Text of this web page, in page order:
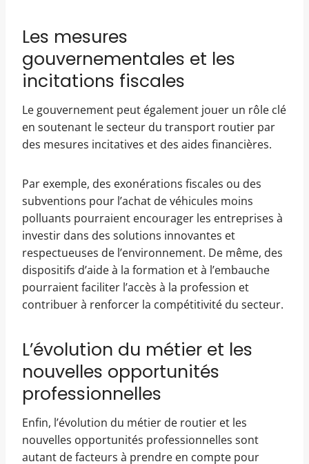
Les mesures
gouvernementales et les
incitations fiscales
Le gouvernement peut également jouer un rôle clé
en soutenant le secteur du transport routier par
des mesures incitatives et des aides financières.
Par exemple, des exonérations fiscales ou des
subventions pour l’achat de véhicules moins
polluants pourraient encourager les entreprises à
investir dans des solutions innovantes et
respectueuses de l’environnement. De même, des
dispositifs d’aide à la formation et à l’embauche
pourraient faciliter l’accès à la profession et
contribuer à renforcer la compétitivité du secteur.
L’évolution du métier et les
nouvelles opportunités
professionnelles
Enfin, l’évolution du métier de routier et les
nouvelles opportunités professionnelles sont
autant de facteurs à prendre en compte pour